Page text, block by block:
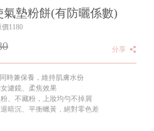
氣墊粉餅(有防曬係數)
價1180
分享
時兼保養，維持肌膚水份
濾鏡、柔焦效果
、不藏粉，上妝均勻不掉屑
暗沉、平衡蠟黃，絕對零色差